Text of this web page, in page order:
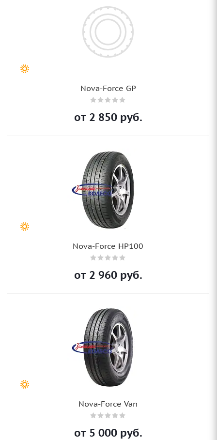
Nova-Force GP
от 2 850руб.
Nova-Force HP100
от 2 960руб.
Nova-Force Van
от 5 000руб.